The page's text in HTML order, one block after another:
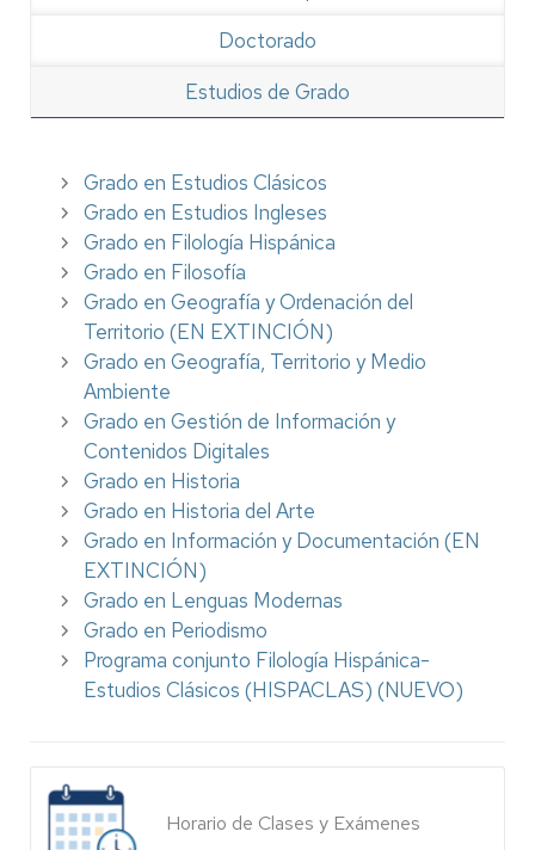
Estudios de Grado
Doctorado
Grado en Estudios Clásicos
Grado en Estudios Ingleses
Grado en Filología Hispánica
Grado en Filosofía
Grado en Geografía y Ordenación del
Territorio (EN EXTINCIÓN)
Grado en Geografía, Territorio y Medio
Ambiente
Grado en Gestión de Información y
Contenidos Digitales
Grado en Historia
Grado en Historia del Arte
Grado en Información y Documentación (EN
EXTINCIÓN)
Grado en Lenguas Modernas
Grado en Periodismo
Programa conjunto Filología Hispánica-
Estudios Clásicos (HISPACLAS) (NUEVO)
Horario de Clases y Exámenes